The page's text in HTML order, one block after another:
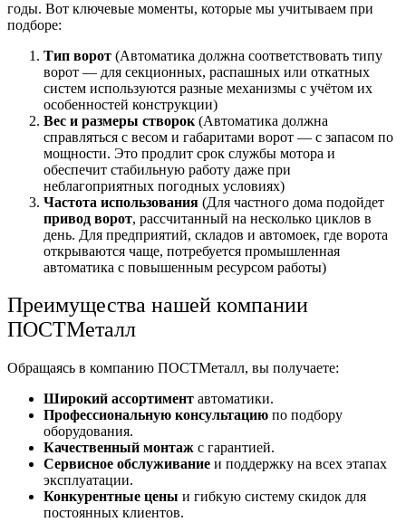
годы. Вот ключевые моменты, которые мы учитываем при
подборе:
Тип ворот (Автоматика должна соответствовать типу
ворот — для секционных, распашных или откатных
систем используются разные механизмы с учётом их
особенностей конструкции)
Вес и размеры створок (Автоматика должна
справляться с весом и габаритами ворот — с запасом по
мощности. Это продлит срок службы мотора и
обеспечит стабильную работу даже при
неблагоприятных погодных условиях)
Частота использования (Для частного дома подойдет
привод ворот, рассчитанный на несколько циклов в
день. Для предприятий, складов и автомоек, где ворота
открываются чаще, потребуется промышленная
автоматика с повышенным ресурсом работы)
Преимущества нашей компании
ПОСТМеталл
Обращаясь в компанию ПОСТМеталл, вы получаете:​
Широкий ассортимент автоматики.​
Профессиональную консультацию по подбору
оборудования.​
Качественный монтаж с гарантией.​
Сервисное обслуживание и поддержку на всех этапах
эксплуатации.​
Конкурентные цены и гибкую систему скидок для
постоянных клиентов.​